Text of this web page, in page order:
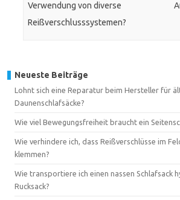
Verwendung von diverse
Reißverschlusssystemen?
Neueste Beiträge
Lohnt sich eine Reparatur beim Hersteller für
Daunenschlafsäcke?
Wie viel Bewegungsfreiheit braucht ein
Wie verhindere ich, dass Reißverschlüsse im
klemmen?
Wie transportiere ich einen nassen Schlafsack
Rucksack?